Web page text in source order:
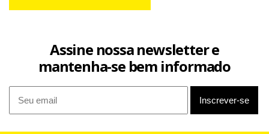
Assine nossa newsletter e
mantenha-se bem informado